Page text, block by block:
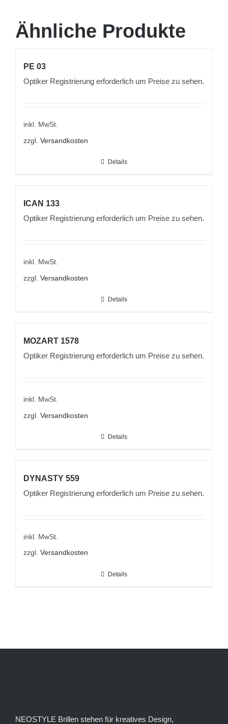
Ähnliche Produkte
PE 03
Optiker Registrierung erforderlich um Preise zu sehen.
inkl. MwSt.
zzgl. Versandkosten
Details
ICAN 133
Optiker Registrierung erforderlich um Preise zu sehen.
inkl. MwSt.
zzgl. Versandkosten
Details
MOZART 1578
Optiker Registrierung erforderlich um Preise zu sehen.
inkl. MwSt.
zzgl. Versandkosten
Details
DYNASTY 559
Optiker Registrierung erforderlich um Preise zu sehen.
inkl. MwSt.
zzgl. Versandkosten
Details
NEOSTYLE Brillen stehen für kreatives Design,